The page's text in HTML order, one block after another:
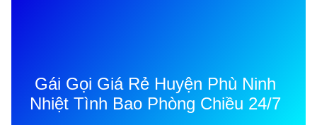
Gái Gọi Giá Rẻ Huyện Phù Ninh
Nhiệt Tình Bao Phòng Chiều 24/7